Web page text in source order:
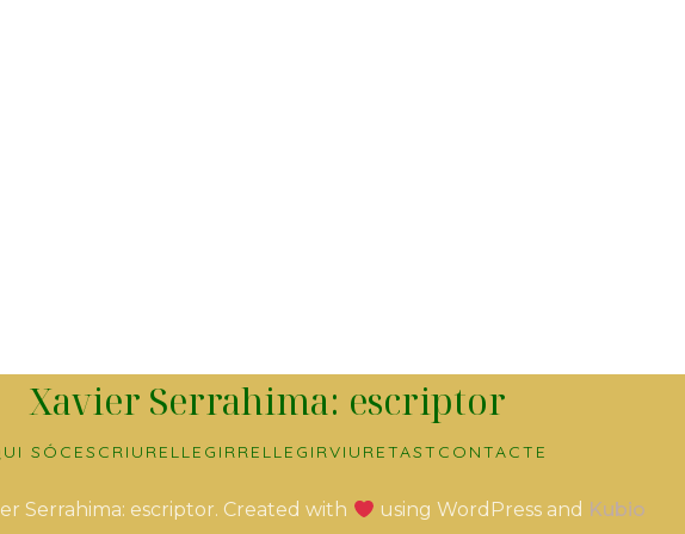
Xavier Serrahima: escriptor
SÓC ESCRIURE LLEGIRRELLEGIRVIURETAST CONTACTE
Serrahima: escriptor. Created with using WordPress and Kubio